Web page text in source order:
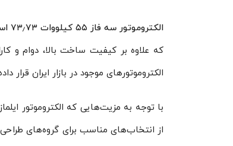
الکتروموتور سه فاز ۵۵ کیلووات ۷۳٫۷۳ اسب ۱۵۰۰ دور ایلماز ELK
الکتروموتورهای موجود در بازار ایران قرار
از انتخاب‌های مناسب برای گروه‌های